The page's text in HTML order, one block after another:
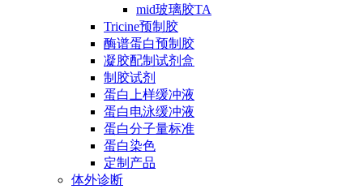
mid玻璃胶TA
Tricine预制胶
酶谱蛋白预制胶
凝胶配制试剂盒
制胶试剂
蛋白上样缓冲液
蛋白电泳缓冲液
蛋白分子量标准
蛋白染色
定制产品
体外诊断